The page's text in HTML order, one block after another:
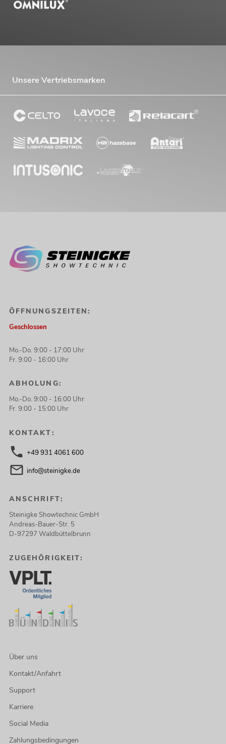
Unsere Vertriebsmarken
ÖFFNUNGSZEITEN:
Geschlossen
Mo.-Do. 9:00 - 17:00 Uhr
Fr. 9:00 - 16:00 Uhr
ABHOLUNG:
Mo.-Do. 9:00 - 16:00 Uhr
Fr. 9:00 - 15:00 Uhr
KONTAKT:
+49 931 4061 600
info@steinigke.de
ANSCHRIFT:
Steinigke Showtechnic GmbH
Andreas-Bauer-Str. 5
D-97297 Waldbüttelbrunn
ZUGEHÖRIGKEIT:
Über uns
Kontakt/Anfahrt
Support
Karriere
Social Media
Zahlungsbedingungen